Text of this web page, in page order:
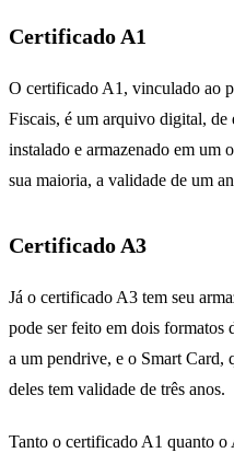
Certificado A1
O certificado A1, vinculado ao
Fiscais, é um arquivo digital,
instalado e armazenado em um
sua maioria, a validade de um
Certificado A3
Já o certificado A3 tem seu
pode ser feito em dois formatos
a um pendrive, e o Smart Card,
deles tem validade de três anos.
Tanto o certificado A1 quanto o